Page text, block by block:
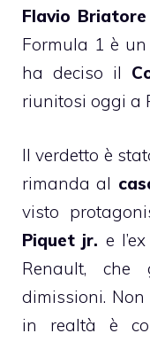
Flavio
Formula 1 è
ha deciso il
riunitosi oggi a
Il verdetto è
rimanda al
visto
Piquet jr. e
Renault, che
dimissioni. Non
in realtà è